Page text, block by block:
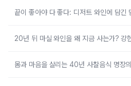
끝이 좋아야 다 좋다: 디저트 와인에 담긴
20년 뒤 마실 와인을 왜 지금 사는가? 강
몸과 마음을 살리는 40년 사찰음식 명장